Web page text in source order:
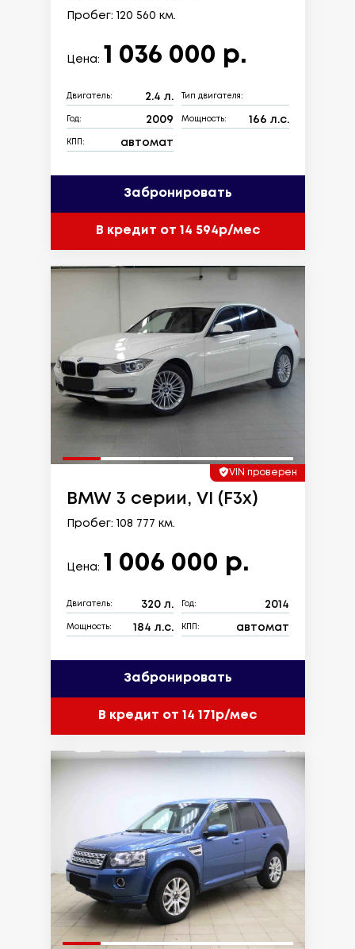
Пробег: 120 560 км.
Цена: 1 036 000 р.
Двигатель: 2.4 л. Тип двигателя:
Год: 2009 Мощность: 166 л.с.
КПП: автомат
Забронировать
В кредит от 14 594р/мес
VIN проверен
BMW 3 серии, VI (F3x)
Пробег: 108 777 км.
Цена: 1 006 000 р.
Двигатель: 320 л. Год: 2014
Мощность: 184 л.с. КПП: автомат
Забронировать
В кредит от 14 171р/мес